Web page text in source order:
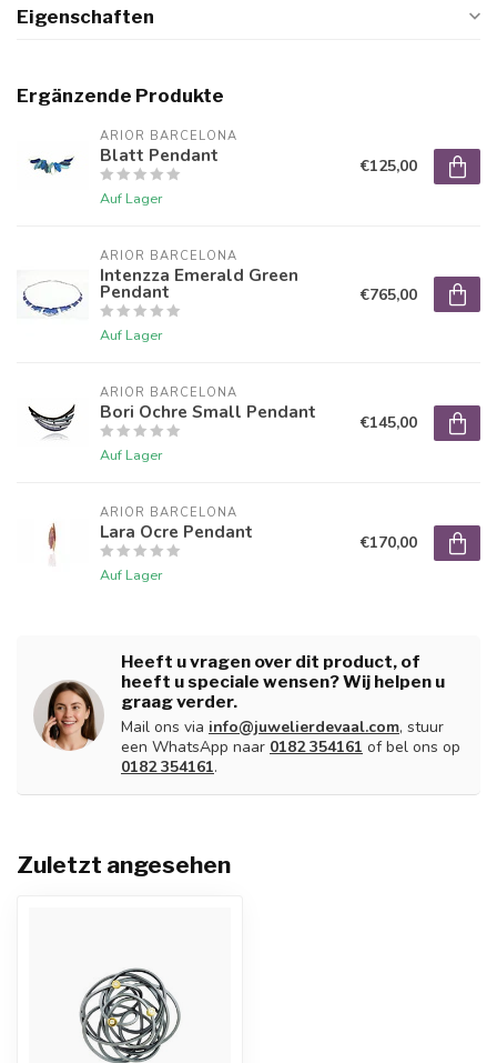
Eigenschaften
Ergänzende Produkte
ARIOR BARCELONA
Blatt Pendant
Auf Lager
€125,00
ARIOR BARCELONA
Intenzza Emerald Green
Pendant
Auf Lager
€765,00
ARIOR BARCELONA
Bori Ochre Small Pendant
Auf Lager
€145,00
ARIOR BARCELONA
Lara Ocre Pendant
Auf Lager
€170,00
Heeft u vragen over dit product, of
heeft u speciale wensen? Wij helpen u
graag verder.
Mail ons via info@juwelierdevaal.com, stuur
een WhatsApp naar 0182 354161 of bel ons op
0182 354161.
Zuletzt angesehen